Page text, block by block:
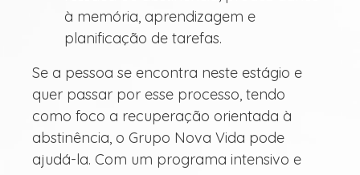
à memória, aprendizagem e
planificação de tarefas.
Se a pessoa se encontra neste estágio e
quer passar por esse processo, tendo
como foco a recuperação orientada à
abstinência, o Grupo Nova Vida pode
ajudá-la. Com um programa intensivo e